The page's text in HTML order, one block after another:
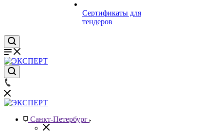
Сертификаты для
тендеров
Санкт-Петербург